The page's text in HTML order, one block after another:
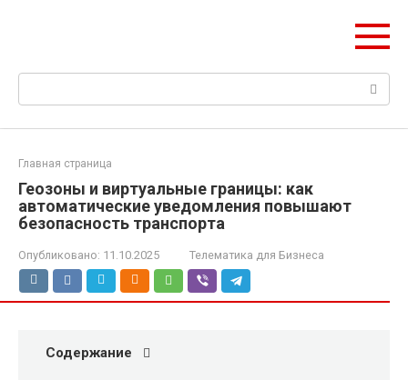
Поиск:
Главная страница
Геозоны и виртуальные границы: как
автоматические уведомления повышают
безопасность транспорта
Опубликовано: 11.10.2025 Телематика для Бизнеса
Содержание